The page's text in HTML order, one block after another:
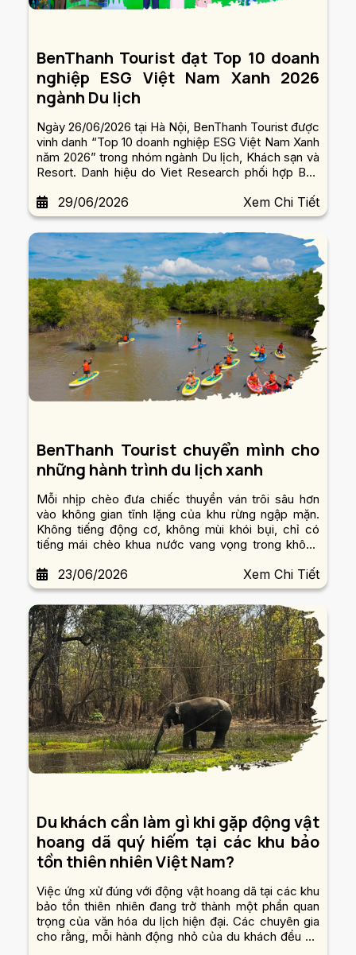
BenThanh Tourist đạt Top 10 doanh
nghiệp ESG Việt Nam Xanh 2026
ngành Du lịch
Ngày 26/06/2026 tại Hà Nội, BenThanh Tourist được
vinh danh “Top 10 doanh nghiệp ESG Việt Nam Xanh
năm 2026” trong nhóm ngành Du lịch, Khách sạn và
Resort. Danh hiệu do Viet Research phối hợp Báo
tặng.29/06/2026 Xem Chi Tiết
BenThanh Tourist chuyển mình cho
những hành trình du lịch xanh
Mỗi nhịp chèo đưa chiếc thuyền ván trôi sâu hơn
vào không gian tĩnh lặng của khu rừng ngập mặn.
Không tiếng động cơ, không mùi khói bụi, chỉ có
tiếng mái chèo khua nước vang vọng trong không
tự nhiên.23/06/2026 Xem Chi Tiết
Du khách cần làm gì khi gặp động vật
hoang dã quý hiếm tại các khu bảo
tồn thiên nhiên Việt Nam?
Việc ứng xử đúng với động vật hoang dã tại các khu
bảo tồn thiên nhiên đang trở thành một phần quan
trọng của văn hóa du lịch hiện đại. Các chuyên gia
cho rằng, mỗi hành động nhỏ của du khách đều có